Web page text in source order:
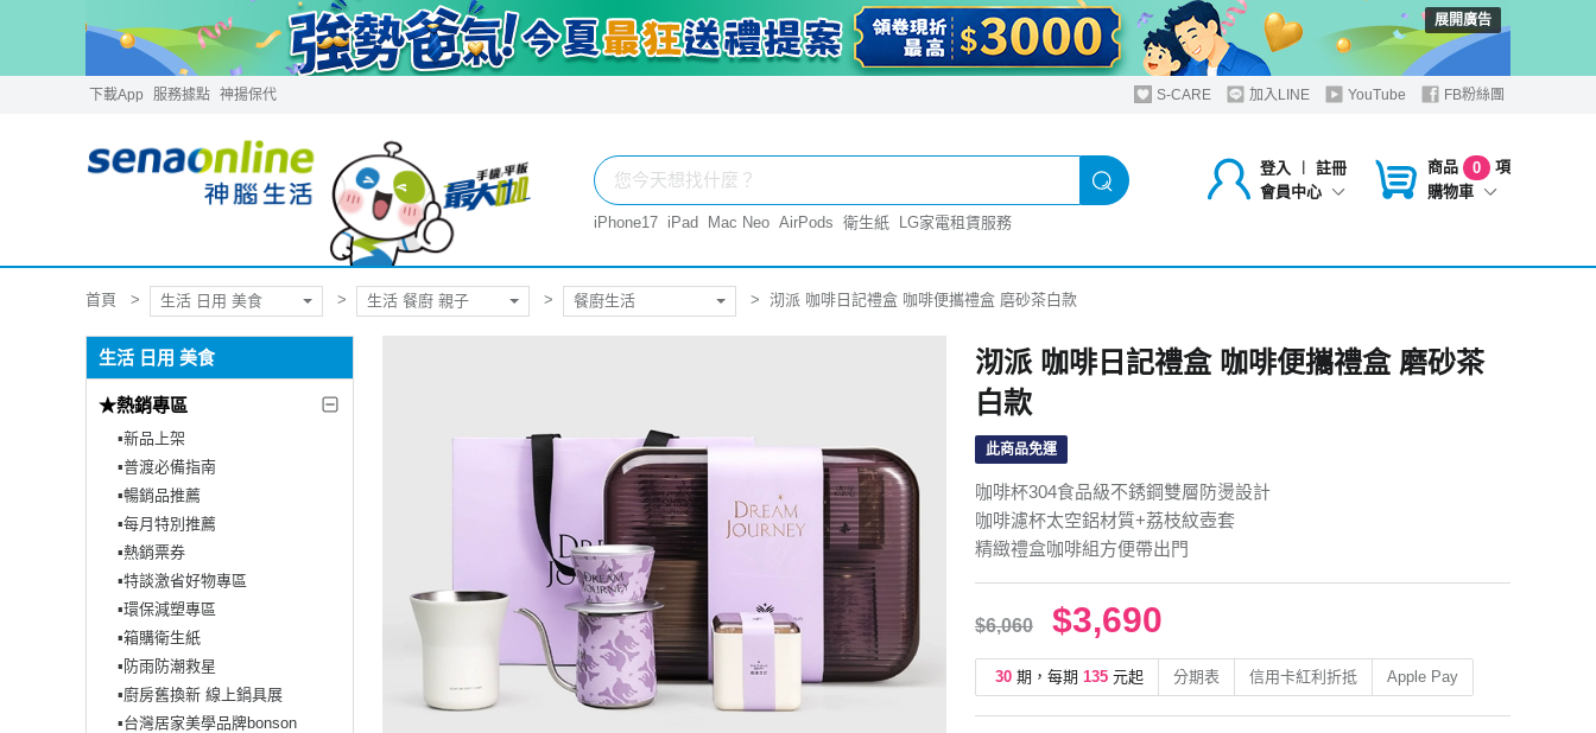
展開廣告
下載App 服務據點 神揚保代 S-CARE 加入LINE YouTube FB粉絲團
登入 ︱
註冊
會員中心
商品 0
項
購物車
iPhone17 iPad Mac Neo AirPods 衛生紙 LG家電租賃服務
首頁 生活 日用 美食 生活 餐廚 親子 餐廚生活 沏派 咖啡日記禮盒 咖啡便攜禮盒 磨砂茶白款
生活 日用 美食
★熱銷專區
▪︎新品上架
▪︎普渡必備指南
▪︎暢銷品推薦
▪︎每月特別推薦
▪︎熱銷票券
▪︎特談激省好物專區
▪︎環保減塑專區
▪︎箱購衛生紙
▪︎防雨防潮救星
▪︎廚房舊換新 線上鍋具展
▪︎台灣居家美學品牌bonson
沏派 咖啡日記禮盒 咖啡便攜禮盒 磨砂茶
白款
此商品免運
咖啡杯304食品級不銹鋼雙層防燙設計
咖啡濾杯太空鋁材質+荔枝紋壺套
精緻禮盒咖啡組方便帶出門
$6,060 $3,690
30 期，每期 135 元起 分期表 信用卡紅利折抵 Apple Pay